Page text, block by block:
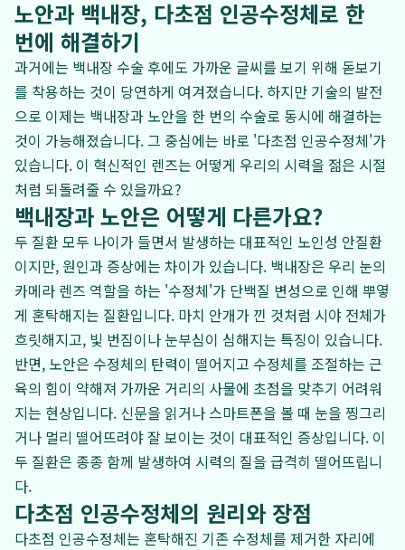
노안과 백내장, 다초점 인공수정체로 한
번에 해결하기
과거에는 백내장 수술 후에도 가까운 글씨를 보기 위해 돋보기
를 착용하는 것이 당연하게 여겨졌습니다. 하지만 기술의 발전
으로 이제는 백내장과 노안을 한 번의 수술로 동시에 해결하는
것이 가능해졌습니다. 그 중심에는 바로 '다초점 인공수정체'가
있습니다. 이 혁신적인 렌즈는 어떻게 우리의 시력을 젊은 시절
처럼 되돌려줄 수 있을까요?
백내장과 노안은 어떻게 다른가요?
두 질환 모두 나이가 들면서 발생하는 대표적인 노인성 안질환
이지만, 원인과 증상에는 차이가 있습니다. 백내장은 우리 눈의
카메라 렌즈 역할을 하는 '수정체'가 단백질 변성으로 인해 뿌옇
게 혼탁해지는 질환입니다. 마치 안개가 낀 것처럼 시야 전체가
흐릿해지고, 빛 번짐이나 눈부심이 심해지는 특징이 있습니다.
반면, 노안은 수정체의 탄력이 떨어지고 수정체를 조절하는 근
육의 힘이 약해져 가까운 거리의 사물에 초점을 맞추기 어려워
지는 현상입니다. 신문을 읽거나 스마트폰을 볼 때 눈을 찡그리
거나 멀리 떨어뜨려야 잘 보이는 것이 대표적인 증상입니다. 이
두 질환은 종종 함께 발생하여 시력의 질을 급격히 떨어뜨립니
다.
다초점 인공수정체의 원리와 장점
다초점 인공수정체는 혼탁해진 기존 수정체를 제거한 자리에